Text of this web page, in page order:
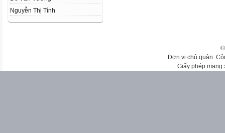
Nguyễn Thị Tình
Đơn vị chủ quản:
Giấy phép mạng